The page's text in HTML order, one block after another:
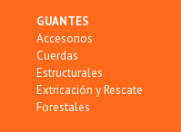
GUANTES
Accesorios
Cuerdas
Estructurales
Extricación y Rescate
Forestales